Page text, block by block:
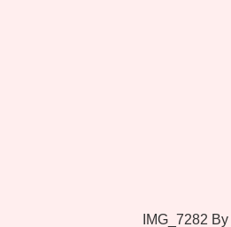
IMG_7282 By